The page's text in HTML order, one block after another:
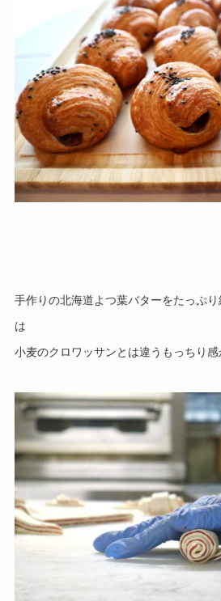
手作りの北海道よつ葉バターをたっぷ
は
小麦のクロワッサンとは違うもっちり感